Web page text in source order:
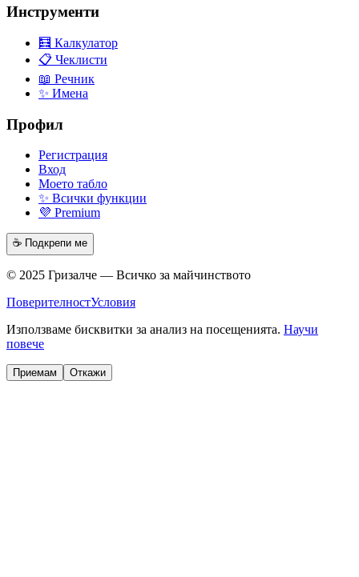
Инструменти
🧮 Калкулатор
📋 Чеклисти
📖 Речник
✨ Имена
Профил
Регистрация
Вход
Моето табло
✨ Всички функции
💜 Premium
☕ Подкрепи ме
© 2025 Гризалче — Всичко за майчинството
ПоверителностУсловия
Използваме бисквитки за анализ на посещенията. Научи
повече
Приемам Откажи